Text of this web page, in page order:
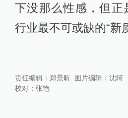
下没那么性感，但正
行业最不可或缺的“新
责任编辑： 郑景昕 图片编辑： 沈轲
校对： 张艳